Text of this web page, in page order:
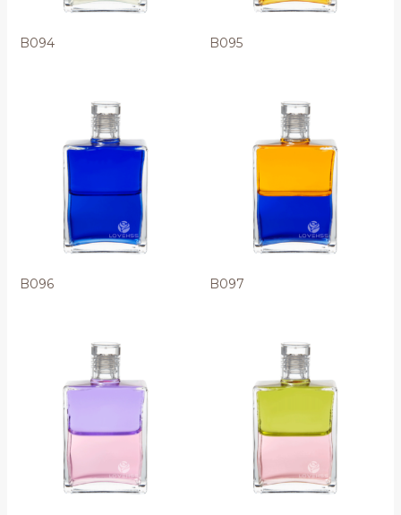
B094 B095
B096 B097